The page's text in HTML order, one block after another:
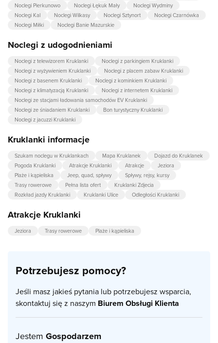
Noclegi Pierkunowo
Noclegi Łękuk Mały
Noclegi Wydminy
Noclegi Kal
Noclegi Wilkasy Noclegi Sztynort
Noclegi Czarnówka
Noclegi Miłki
Noclegi Banie Mazurskie
Noclegi z udogodnieniami
Noclegi z telewizorem Kruklanki
Noclegi z parkingiem Kruklanki
Noclegi z wyżywieniem Kruklanki
Noclegi z placem zabaw Kruklanki
Noclegi z basenem Kruklanki
Noclegi z kominkiem Kruklanki
Noclegi z klimatyzacją Kruklanki
Noclegi z internetem Kruklanki
Noclegi ze stacjami ładowania samochodów EV Kruklanki
Noclegi ze śniadaniem Kruklanki
Bon turystyczny Kruklanki
Noclegi z jacuzzi Kruklanki
Kruklanki informacje
Szukam noclegu w Kruklankach Mapa Kruklanek
Dojazd do Kruklanek
Pogoda Kruklanki
Atrakcje Kruklanki Atrakcje
Jeziora
Plaże i kąpieliska
Jeep, quad, spływy
Spływy, rejsy, kursy
Trasy rowerowe
Pełna lista ofert
Kruklanki Zdjecia
Rozkład jazdy Kruklanki
Kruklanki Ulice Odległości Kruklanki
Atrakcje Kruklanki
Jeziora Trasy rowerowe Plaże i kąpieliska
Potrzebujesz pomocy?
Jeśli masz jakieś pytania lub potrzebujesz wsparcia,
skontaktuj się z naszym Biurem Obsługi Klienta
Jestem Gospodarzem